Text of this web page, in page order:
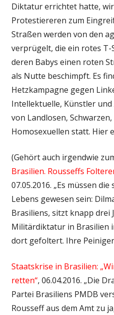
Diktatur errichtet hatte,
Protestiereren zum
Straßen werden von den
verprügelt, die ein rotes
deren Babys einen roten
als Nutte beschimpft. Es
Hetzkampagne gegen
Intellektuelle, Künstler
von Landlosen,
Homosexuellen statt. Hier
(Gehört auch irgendwie
Brasilien. Rousseffs
07.05.2016. „Es müssen
Lebens gewesen sein:
Brasiliens, sitzt knapp drei
Militärdiktatur in Brasilien
dort gefoltert. Ihre
Staatskrise in Brasilien:
retten“, 06.04.2016. „Die
Partei Brasiliens PMDB
Rousseff aus dem Amt zu